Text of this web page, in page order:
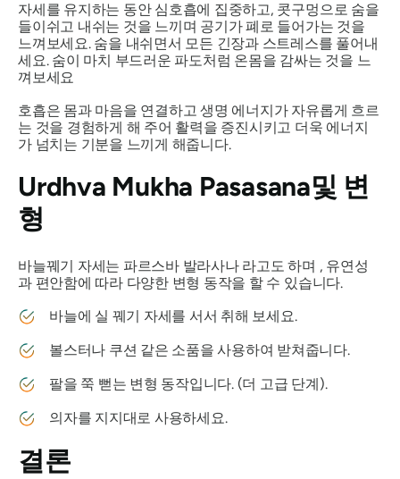
자세를 유지하는 동안 심호흡에 집중하고, 콧구멍으로 숨을
들이쉬고 내쉬는 것을 느끼며 공기가 폐로 들어가는 것을
느껴보세요. 숨을 내쉬면서 모든 긴장과 스트레스를 풀어내
세요. 숨이 마치 부드러운 파도처럼 온몸을 감싸는 것을 느
껴보세요
호흡은 몸과 마음을 연결하고 생명 에너지가 자유롭게 흐르
는 것을 경험하게 해 주어 활력을 증진시키고 더욱 에너지
가 넘치는 기분을 느끼게 해줍니다.
Urdhva Mukha Pasasana및 변
형
바늘꿰기 자세는 파르스바 발라사나라고도 하며 , 유연성
과 편안함에 따라 다양한 변형 동작을 할 수 있습니다.
바늘에 실 꿰기 자세를 서서 취해 보세요.
볼스터나 쿠션 같은 소품을 사용하여 받쳐줍니다.
팔을 쭉 뻗는 변형 동작입니다. (더 고급 단계).
의자를 지지대로 사용하세요.
결론